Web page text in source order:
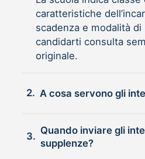
caratteristiche
scadenza e modalità
candidarti consulta
originale.
2. A cosa servono gli
3.
Quando inviare gli
supplenze?